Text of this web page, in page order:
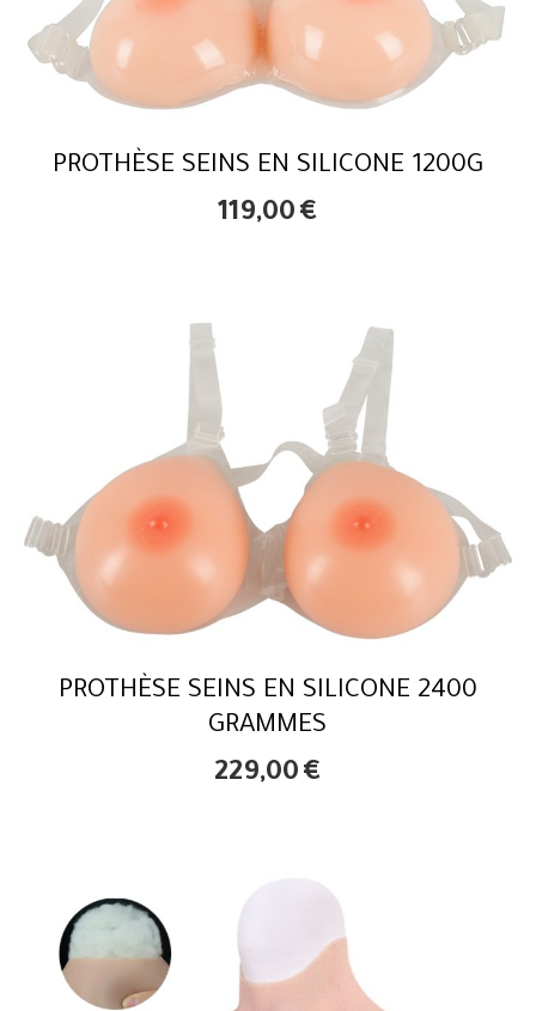
PROTHÈSE SEINS EN SILICONE 1200G
119,00 €
PROTHÈSE SEINS EN SILICONE 2400
GRAMMES
229,00 €